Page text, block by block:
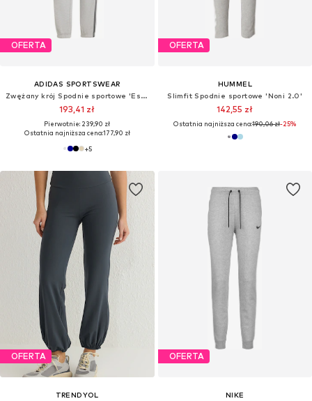
OFERTA
ADIDAS SPORTSWEAR
Zwężany krój Spodnie sportowe 'Essentials'
193,41 zł
Pierwotnie: 239,90 zł
Ostatnia najniższa cena:177,90 zł
+5
OFERTA
HUMMEL
Slimfit Spodnie sportowe 'Noni 2.0'
142,55 zł
Ostatnia najniższa cena:190,06 zł-25%
OFERTA
TRENDYOL
OFERTA
NIKE